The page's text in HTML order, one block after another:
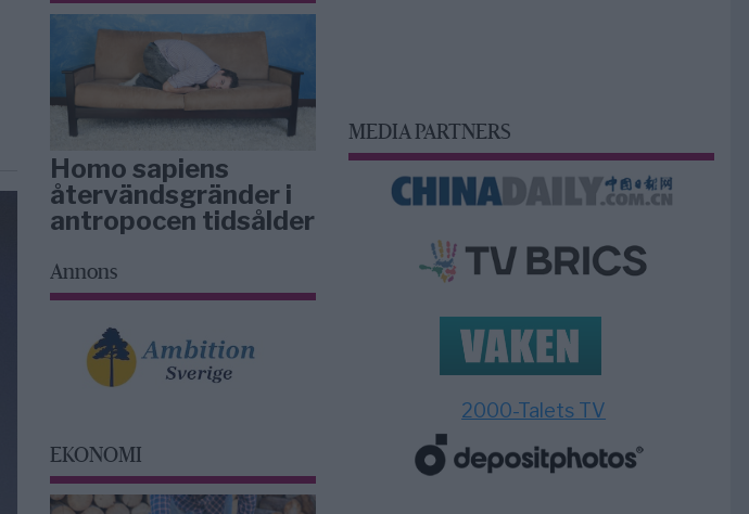
Homo sapiens
återvändsgränder i
antropocen tidsålder
Annons
EKONOMI
MEDIA PARTNERS
2000-Talets TV